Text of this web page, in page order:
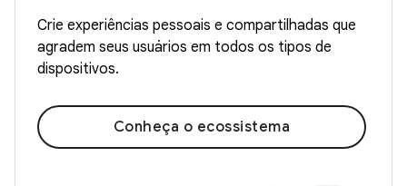
Crie experiências pessoais e compartilhadas que
agradem seus usuários em todos os tipos de
dispositivos.
Conheça o ecossistema